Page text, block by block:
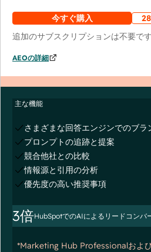
今すぐ購入
追加のサブスクリプションは不要です
AEOの詳細
主な機能
さまざまな回答エンジンでのブラ
プロンプトの追跡と提案
競合他社との比較
情報源と引用の分析
優先度の高い推奨事項
3倍HubSpotでのAIによるリードコンバ
*Marketing Hub Professionalおよ